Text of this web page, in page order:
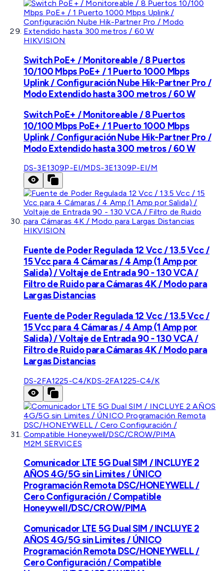
HIKVISION
Switch PoE+ / Monitoreable / 8 Puertos
10/100 Mbps PoE+ / 1 Puerto 1000 Mbps
Uplink / Configuración Nube Hik-Partner Pro /
Modo Extendido hasta 300 metros / 60 W
Switch PoE+ / Monitoreable / 8 Puertos
10/100 Mbps PoE+ / 1 Puerto 1000 Mbps
Uplink / Configuración Nube Hik-Partner Pro /
Modo Extendido hasta 300 metros / 60 W
DS-3E1309P-EI/MDS-3E1309P-EI/M
HIKVISION
Fuente de Poder Regulada 12 Vcc / 13.5 Vcc /
15 Vcc para 4 Cámaras / 4 Amp (1 Amp por
Salida) / Voltaje de Entrada 90 - 130 VCA /
Filtro de Ruido para Cámaras 4K / Modo para
Largas Distancias
Fuente de Poder Regulada 12 Vcc / 13.5 Vcc /
15 Vcc para 4 Cámaras / 4 Amp (1 Amp por
Salida) / Voltaje de Entrada 90 - 130 VCA /
Filtro de Ruido para Cámaras 4K / Modo para
Largas Distancias
DS-2FA1225-C4/KDS-2FA1225-C4/K
M2M SERVICES
Comunicador LTE 5G Dual SIM / INCLUYE 2
AÑOS 4G/5G sin Limites / ÚNICO
Programación Remota DSC/HONEYWELL /
Cero Configuración / Compatible
Honeywell/DSC/CROW/PIMA
Comunicador LTE 5G Dual SIM / INCLUYE 2
AÑOS 4G/5G sin Limites / ÚNICO
Programación Remota DSC/HONEYWELL /
Cero Configuración / Compatible